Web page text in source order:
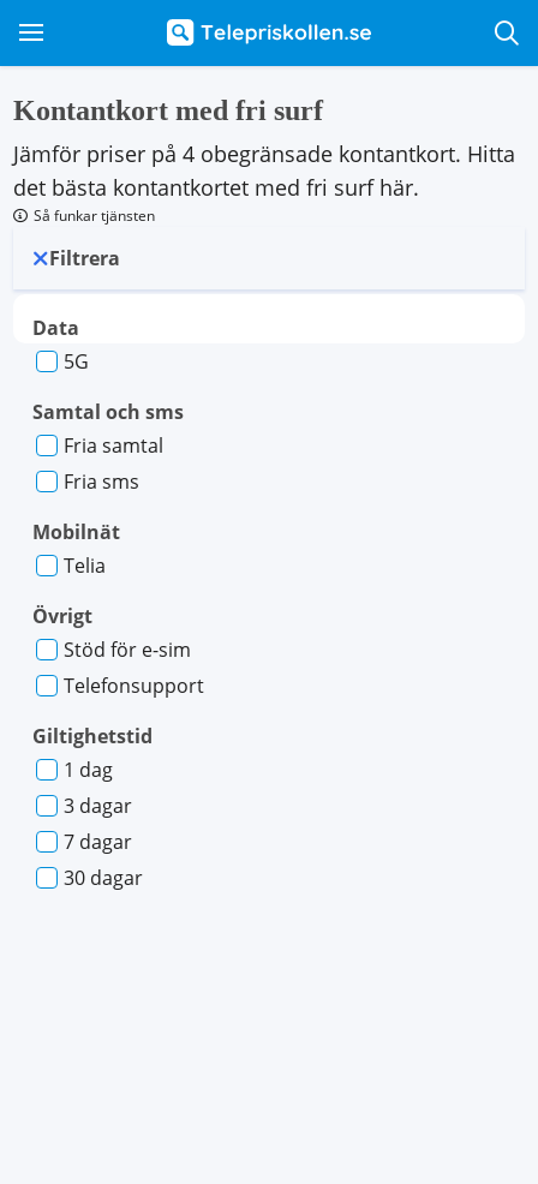
Kontantkort med fri surf
Jämför priser på 4 obegränsade kontantkort. Hitta
det bästa kontantkortet med fri surf här.
Så funkar tjänsten
Filtrera
Data
5G
Samtal och sms
Fria samtal
Fria sms
Mobilnät
Telia
Övrigt
Stöd för e-sim
Telefonsupport
Giltighetstid
1 dag
3 dagar
7 dagar
30 dagar